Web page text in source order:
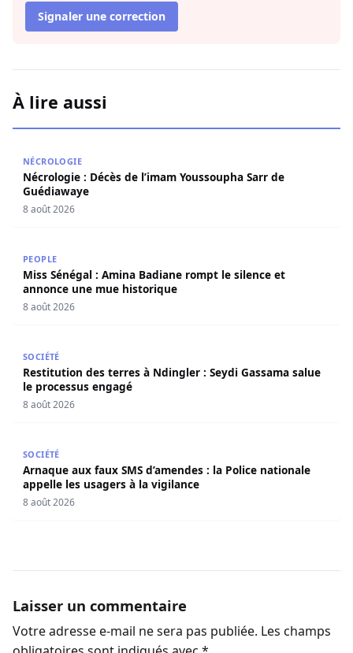
Signaler une correction
À lire aussi
NÉCROLOGIE
Nécrologie : Décès de l’imam Youssoupha Sarr de
Guédiawaye
8 août 2026
PEOPLE
Miss Sénégal : Amina Badiane rompt le silence et
annonce une mue historique
8 août 2026
SOCIÉTÉ
Restitution des terres à Ndingler : Seydi Gassama salue
le processus engagé
8 août 2026
SOCIÉTÉ
Arnaque aux faux SMS d’amendes : la Police nationale
appelle les usagers à la vigilance
8 août 2026
Laisser un commentaire
Votre adresse e-mail ne sera pas publiée. Les champs